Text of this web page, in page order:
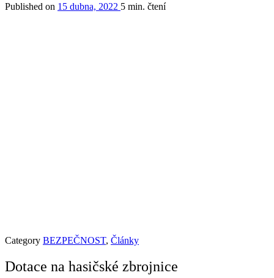
Published on 15 dubna, 2022 5 min. čtení
Category BEZPEČNOST, Články
Dotace na hasičské zbrojnice